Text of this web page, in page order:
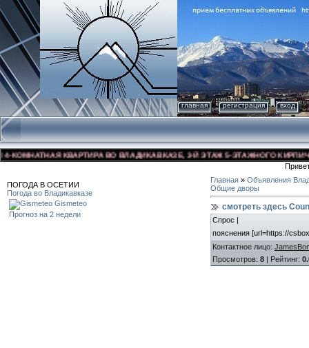
главная регистрация вход
КВАРТИРА ВО ВЛАДИКАВКАЗЕ, 3-Й ЭТАЖ 5-ЭТАЖНОГО
ПОГОДА В ОСЕТИИ
Погода во Владикавказе
Gismeteo
Прогноз на 2 недели
Главная » Объявления
Общие дворы
смотреть здесь
Спрос |
пояснения [url=https://
Контактное лицо:
Просмотров: 8 | Рейтинг: